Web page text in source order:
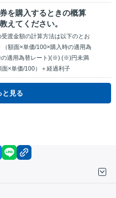
を購入するときの概算
えてください。
渡金額の計算方法は以下のとお
額面×単価/100×購入時の適用為
適用為替レート)(※) (※)円未満
×単価/100）＋経過利子
と見る
X facebook